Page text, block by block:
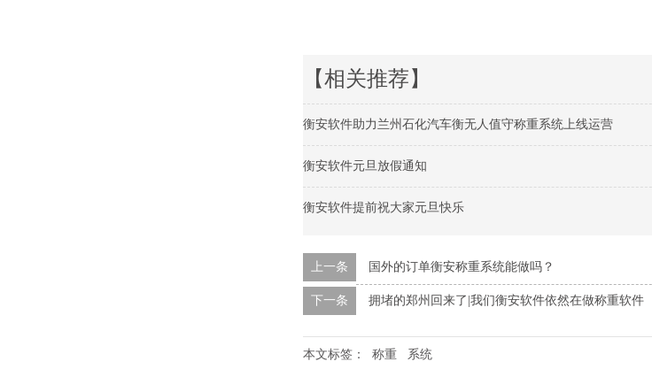
【相关推荐】
衡安软件助力兰州石化汽车衡无人值守称重系统上线运营
衡安软件元旦放假通知
衡安软件提前祝大家元旦快乐
上一条 国外的订单衡安称重系统能做吗？
下一条 拥堵的郑州回来了|我们衡安软件依然在做称重软件
本文标签： 称重 系统